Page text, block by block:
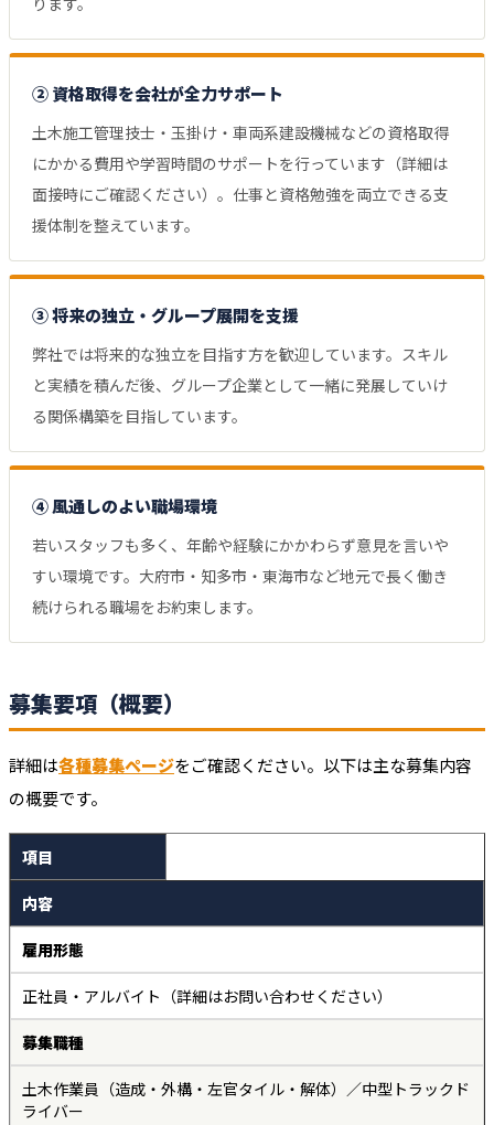
② 資格取得を会社が全力サポート
土木施工管理技士・玉掛け・車両系建設機械などの資格取得
にかかる費用や学習時間のサポートを行っています（詳細は
面接時にご確認ください）。仕事と資格勉強を両立できる支
援体制を整えています。
③ 将来の独立・グループ展開を支援
弊社では将来的な独立を目指す方を歓迎しています。スキル
と実績を積んだ後、グループ企業として一緒に発展していけ
る関係構築を目指しています。
④ 風通しのよい職場環境
若いスタッフも多く、年齢や経験にかかわらず意見を言いや
すい環境です。大府市・知多市・東海市など地元で長く働き
続けられる職場をお約束します。
募集要項（概要）
詳細は各種募集ページをご確認ください。以下は主な募集内容
の概要です。
項目
内容
雇用形態
正社員・アルバイト（詳細はお問い合わせください）
募集職種
土木作業員（造成・外構・左官タイル・解体）／中型トラックド
ライバー